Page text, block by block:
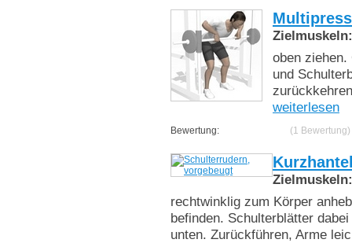
Zielmuskeln:
oben
und
weiterlesen
Bewertung: (1 Bewertung)
Zielmuskeln:
rechtwinklig zum Körper
befinden. Schulterblätter
unten. Zurückführen, Arme